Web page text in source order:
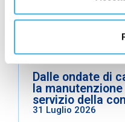
Dalle ondate di
la
servizio della
31 Luglio 2026